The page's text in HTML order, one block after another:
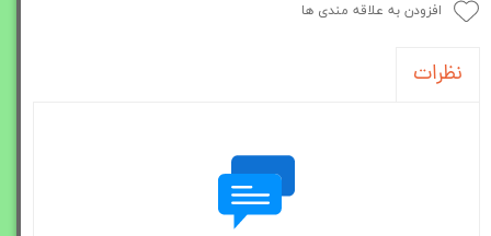
افزودن به علاقه مندی ها
نظرات